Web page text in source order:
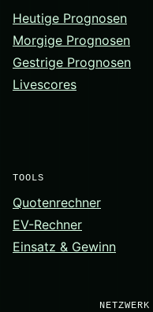
Heutige Prognosen
Morgige Prognosen
Gestrige Prognosen
Livescores
TOOLS
Quotenrechner
EV-Rechner
Einsatz & Gewinn
NETZWERK